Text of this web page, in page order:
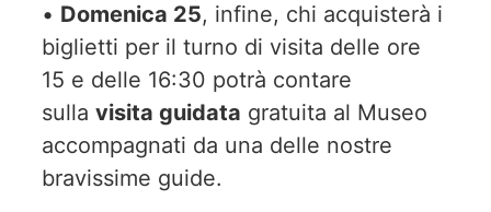
• Domenica 25, infine, chi acquisterà i
biglietti per il turno di visita delle ore
15 e delle 16:30 potrà contare
sulla visita guidata gratuita al Museo
accompagnati da una delle nostre
bravissime guide.